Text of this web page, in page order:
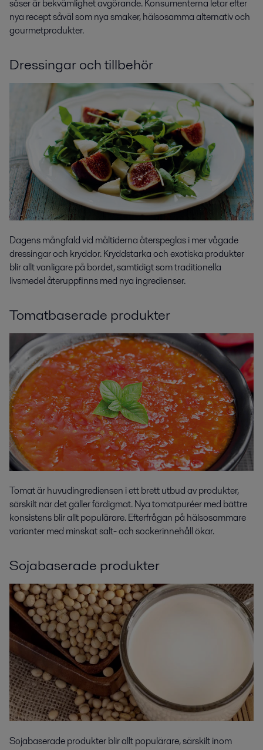
såser är bekvämlighet avgörande. Konsumenterna letar efter
nya recept såväl som nya smaker, hälsosamma alternativ och
gourmetprodukter.
Dressingar och tillbehör
Dagens mångfald vid måltiderna återspeglas i mer vågade
dressingar och kryddor. Kryddstarka och exotiska produkter
blir allt vanligare på bordet, samtidigt som traditionella
livsmedel återuppfinns med nya ingredienser.
Tomatbaserade produkter
Tomat är huvudingrediensen i ett brett utbud av produkter,
särskilt när det gäller färdigmat. Nya tomatpuréer med bättre
konsistens blir allt populärare. Efterfrågan på hälsosammare
varianter med minskat salt- och sockerinnehåll ökar.
Sojabaserade produkter
Sojabaserade produkter blir allt populärare, särskilt inom